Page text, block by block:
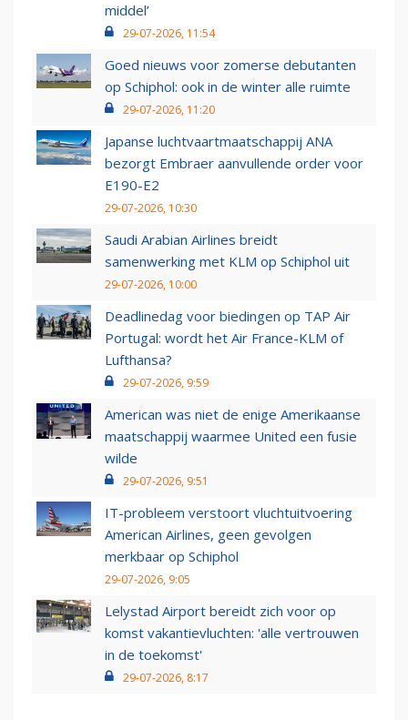
middel’
29-07-2026, 11:54
Goed nieuws voor zomerse debutanten
op Schiphol: ook in de winter alle ruimte
29-07-2026, 11:20
Japanse luchtvaartmaatschappij ANA
bezorgt Embraer aanvullende order voor
E190-E2
29-07-2026, 10:30
Saudi Arabian Airlines breidt
samenwerking met KLM op Schiphol uit
29-07-2026, 10:00
Deadlinedag voor biedingen op TAP Air
Portugal: wordt het Air France-KLM of
Lufthansa?
29-07-2026, 9:59
American was niet de enige Amerikaanse
maatschappij waarmee United een fusie
wilde
29-07-2026, 9:51
IT-probleem verstoort vluchtuitvoering
American Airlines, geen gevolgen
merkbaar op Schiphol
29-07-2026, 9:05
Lelystad Airport bereidt zich voor op
komst vakantievluchten: 'alle vertrouwen
in de toekomst'
29-07-2026, 8:17